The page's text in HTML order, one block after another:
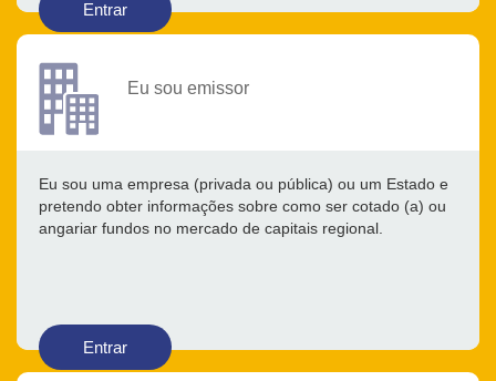
Entrar
Eu sou emissor
Eu sou uma empresa (privada ou pública) ou um Estado e
pretendo obter informações sobre como ser cotado (a) ou
angariar fundos no mercado de capitais regional.
Entrar